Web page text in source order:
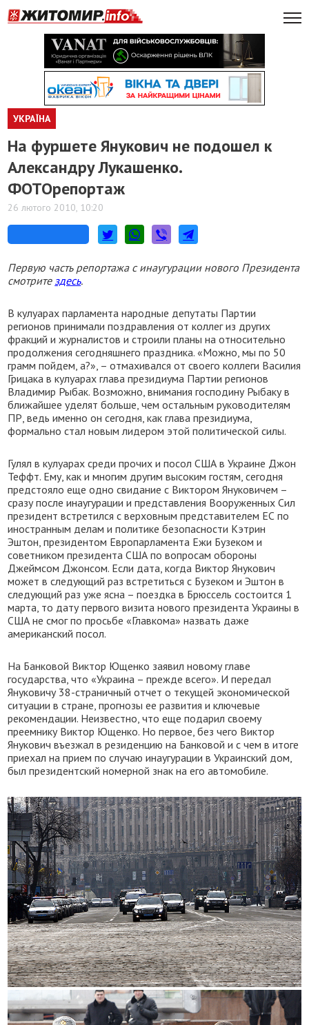
УКРАЇНА
На фуршете Янукович не подошел к
Александру Лукашенко.
ФОТОрепортаж
26 лютого 2010, 10:20
Первую часть репортажа с инаугурации нового Президента
смотрите здесь.
В кулуарах парламента народные депутаты Партии
регионов принимали поздравления от коллег из других
фракций и журналистов и строили планы на относительно
продолжения сегодняшнего праздника. «Можно, мы по 50
грамм пойдем, а?», – отмахивался от своего коллеги Василия
Грицака в кулуарах глава президиума Партии регионов
Владимир Рыбак. Возможно, внимания господину Рыбаку в
ближайшее уделят больше, чем остальным руководителям
ПР, ведь именно он сегодня, как глава президиума,
формально стал новым лидером этой политической силы.
Гулял в кулуарах среди прочих и посол США в Украине Джон
Теффт. Ему, как и многим другим высоким гостям, сегодня
предстояло еще одно свидание с Виктором Януковичем –
сразу после инаугурации и представления Вооруженных Сил
президент встретился с верховным представителем ЕС по
иностранным делам и политике безопасности Кэтрин
Эштон, президентом Европарламента Ежи Бузеком и
советником президента США по вопросам обороны
Джеймсом Джонсом. Если дата, когда Виктор Янукович
может в следующий раз встретиться с Бузеком и Эштон в
следующий раз уже ясна – поездка в Брюссель состоится 1
марта, то дату первого визита нового президента Украины в
США не смог по просьбе «Главкома» назвать даже
американский посол.
На Банковой Виктор Ющенко заявил новому главе
государства, что «Украина – прежде всего». И передал
Януковичу 38-страничный отчет о текущей экономической
ситуации в стране, прогнозы ее развития и ключевые
рекомендации. Неизвестно, что еще подарил своему
преемнику Виктор Ющенко. Но первое, без чего Виктор
Янукович въезжал в резиденцию на Банковой и с чем в итоге
приехал на прием по случаю инаугурации в Украинский дом,
был президентский номерной знак на его автомобиле.